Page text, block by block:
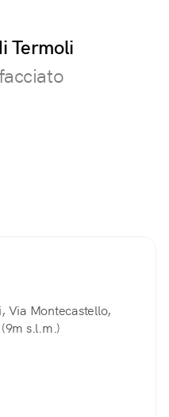
Termoli
Via Montecastello,
s.l.m.)